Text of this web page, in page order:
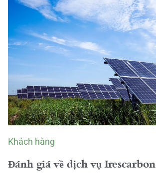
Khách hàng
Đánh giá về dịch vụ Irescarbon